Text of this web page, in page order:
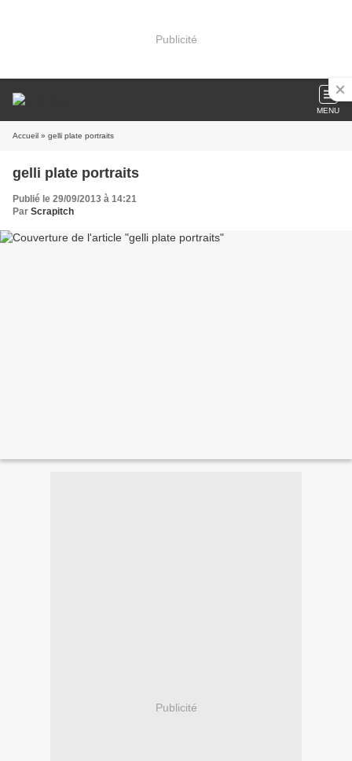
Publicité
MENU
Accueil » gelli plate portraits
gelli plate portraits
Publié le 29/09/2013 à 14:21
Par Scrapitch
Publicité